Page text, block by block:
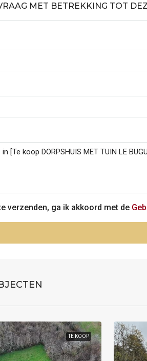
MET BETREKKING TOT
verzenden, ga ik akkoord met de
TE KOOP